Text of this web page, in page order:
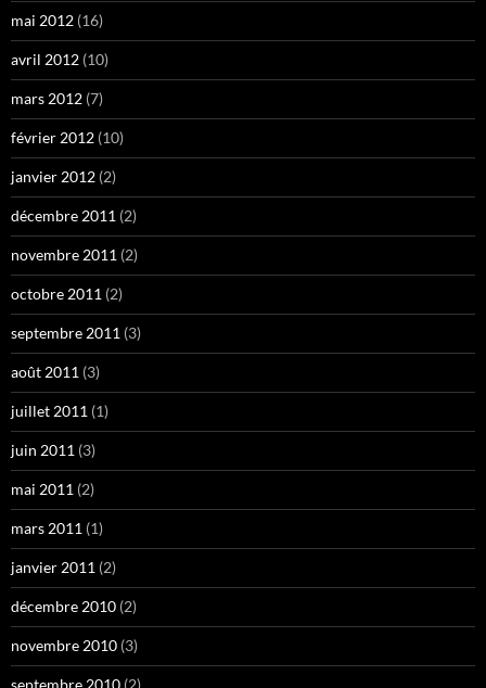
mai 2012 (16)
avril 2012 (10)
mars 2012 (7)
février 2012 (10)
janvier 2012 (2)
décembre 2011 (2)
novembre 2011 (2)
octobre 2011 (2)
septembre 2011 (3)
août 2011 (3)
juillet 2011 (1)
juin 2011 (3)
mai 2011 (2)
mars 2011 (1)
janvier 2011 (2)
décembre 2010 (2)
novembre 2010 (3)